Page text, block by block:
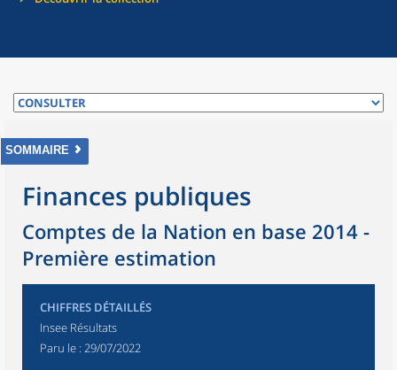
SOMMAIRE
Finances publiques
Comptes de la Nation en base 2014 -
Première estimation
CHIFFRES DÉTAILLÉS
Insee Résultats
Paru le : 29/07/2022